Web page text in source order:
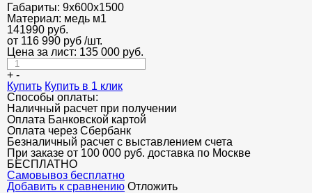
Габариты: 9х600х1500
Материал: медь м1
141990 руб.
от 116 990 руб /шт.
Цена за лист: 135 000 руб.
+ -
Купить Купить в 1 клик
Способы оплаты:
Наличный расчет при получении
Оплата Банковской картой
Оплата через Сбербанк
Безналичный расчет с выставлением счета
При заказе от 100 000 руб. доставка по Москве
БЕСПЛАТНО
Cамовывоз бесплатно
Добавить к сравнению Отложить